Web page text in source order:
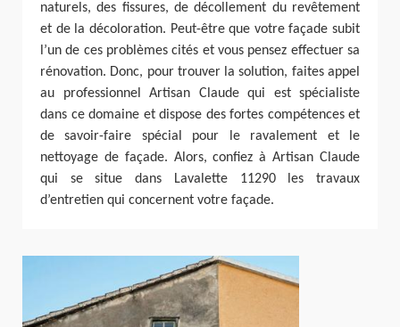
naturels, des fissures, de décollement du revêtement
et de la décoloration. Peut-être que votre façade subit
l’un de ces problèmes cités et vous pensez effectuer sa
rénovation. Donc, pour trouver la solution, faites appel
au professionnel Artisan Claude qui est spécialiste
dans ce domaine et dispose des fortes compétences et
de savoir-faire spécial pour le ravalement et le
nettoyage de façade. Alors, confiez à Artisan Claude
qui se situe dans Lavalette 11290 les travaux
d’entretien qui concernent votre façade.